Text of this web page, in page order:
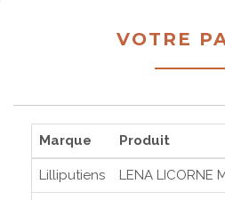
VOTRE
Marque Produit
Lilliputiens LENA LICORNE